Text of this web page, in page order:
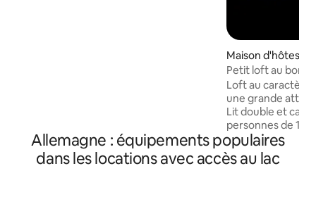
Maison d'hôtes
Petit loft au bord
Loft au caractère
une grande
Lit double et
personnes de
simple, ainsi
spacieuse/
ouvert avec
Allemagne : équipements populaires
dans les locations avec accès au lac